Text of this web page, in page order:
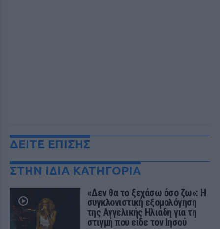
ΔΕΙΤΕ ΕΠΙΣΗΣ
ΣΤΗΝ ΙΔΙΑ ΚΑΤΗΓΟΡΙΑ
«Δεν θα το ξεχάσω όσο ζω»: Η
συγκλονιστική εξομολόγηση
της Αγγελικής Ηλιάδη για τη
στιγμή που είδε τον Ιησού